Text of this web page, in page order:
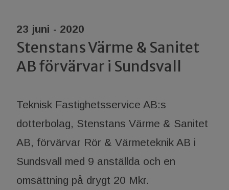
23 juni - 2020
Stenstans Värme & Sanitet
AB förvärvar i Sundsvall
Teknisk Fastighetsservice AB:s
dotterbolag, Stenstans Värme & Sanitet
AB, förvärvar Rör & Värmeteknik AB i
Sundsvall med 9 anställda och en
omsättning på drygt 20 Mkr.